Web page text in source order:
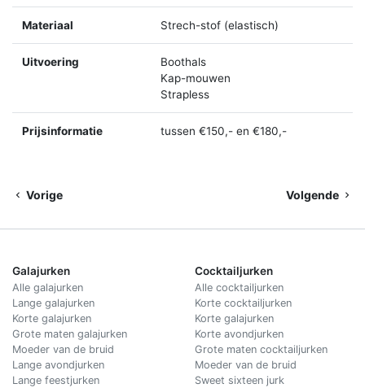
Materiaal Strech-stof (elastisch)
Uitvoering
Boothals
Kap-mouwen
Strapless
Prijsinformatie tussen €150,- en €180,-
Vorige Volgende
Galajurken
Alle galajurken
Lange galajurken
Korte galajurken
Grote maten galajurken
Moeder van de bruid
Lange avondjurken
Lange feestjurken
Cocktailjurken
Alle cocktailjurken
Korte cocktailjurken
Korte galajurken
Korte avondjurken
Grote maten cocktailjurken
Moeder van de bruid
Sweet sixteen jurk